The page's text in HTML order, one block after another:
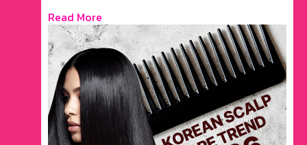
Read More